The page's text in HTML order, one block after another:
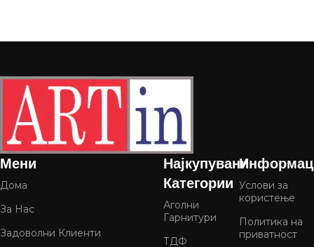
Мени
Дома
За Нас
Задоволни Клиенти
Најкупувани
Категории
Аголни
Гарнитури
ТДФ
Услови за
користење
Политика на
приватност